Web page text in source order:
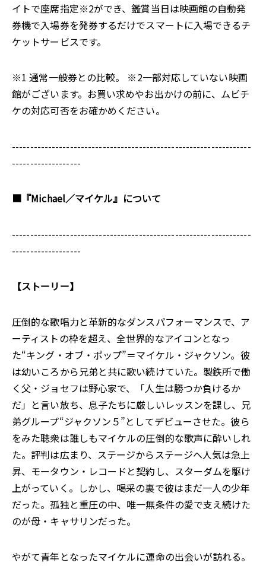
イトで座席指定※2ができ、鑑賞当日は映画館の自動発
券機で入場券を発券するだけでスマートに入場できるチ
ケットサービスです。
※1 通常一般券との比較。 ※2一部対応していない映画
館がございます。お買い求めやお出かけの前に、ムビチ
ケの対応可否をお確かめください。
------------------------------------------------------------------
-------------------
■『Michael／マイケル』について
------------------------------------------------------------------
-------------------
【ストーリー】
圧倒的な歌唱力と革新的なダンスパフォーマンスで、ア
ーティストの枠を超え、全世界的なアイコンとなっ
た“キング・オブ・ポップ”＝マイケル・ジャクソン。彼
は幼いころから兄弟と共に歌い続けていた。製鉄所で働
く父・ジョセフは野心家で、「人生は勝つか負けるか
だ」と言い放ち、息子たちに厳しいレッスンを課し、兄
弟グループ“ジャクソン５”としてデビューさせた。彼ら
をみた聴衆は誰しもマイケルの圧倒的な歌声に酔いしれ
た。評判は広まり、ステージからステージへ人気は急上
昇、モータウン・レコードと契約し、スターダムを駆け
上がっていく。しかし、喝采の裏で彼はまだ一人の少年
だった。孤独と重圧の中、唯一無条件の愛で支え続けた
のが母・キャサリンだった。
やがて青年となったマイケルに運命の出会いが訪れる。